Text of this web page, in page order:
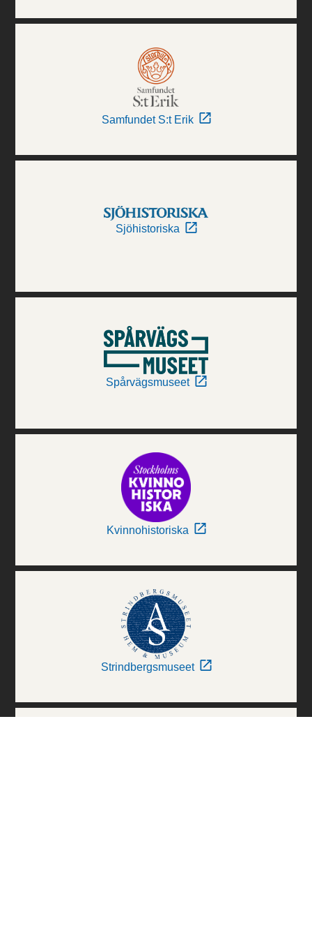
Samfundet S:t Erik
Sjöhistoriska
Spårvägsmuseet
Kvinnohistoriska
Strindbergsmuseet